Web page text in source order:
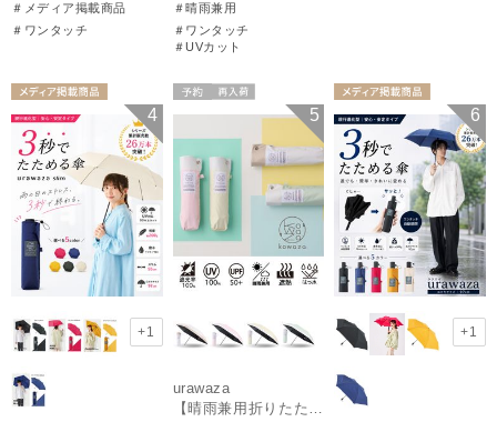
＃メディア掲載商品
＃ワンタッチ
＃晴雨兼用
＃ワンタッチ
＃UVカット
品
UNISEX 4
+1
品
ギフト向けUNISEX
5
urawaza
品
UNISEX 6
+1